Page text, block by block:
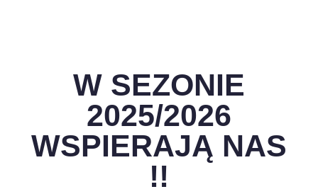
W SEZONIE
2025/2026
WSPIERAJĄ NAS
!!